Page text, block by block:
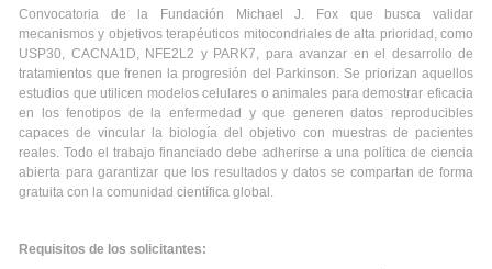
Convocatoria de la Fundación Michael J. Fox que busca validar
mecanismos y objetivos terapéuticos mitocondriales de alta prioridad, como
USP30, CACNA1D, NFE2L2 y PARK7, para avanzar en el desarrollo de
tratamientos que frenen la progresión del Parkinson. Se priorizan aquellos
estudios que utilicen modelos celulares o animales para demostrar eficacia
en los fenotipos de la enfermedad y que generen datos reproducibles
capaces de vincular la biología del objetivo con muestras de pacientes
reales.Todo el trabajo financiado debe adherirse a una política de ciencia
abierta para garantizar que los resultados y datos se compartan de forma
gratuita con la comunidad científica global .
Requisitos de los solicitantes: